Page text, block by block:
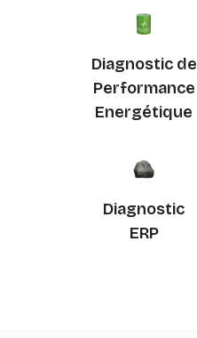
Diagnostic de
Performance
Energétique
Diagnostic
ERP